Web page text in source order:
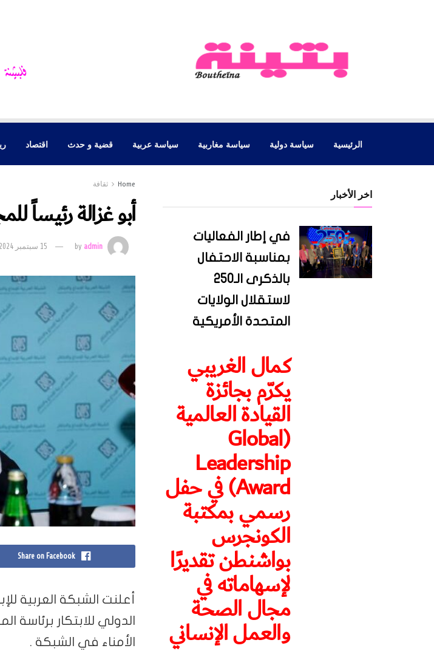
الرئيسية سياسة دولية سياسة مغاربية سياسة عربية قضية و حدث اقتصاد
Home ثقافة
أبو غزالة رئيـساً
byadmin 15 سبتمبر 2024
Share on Facebook
أعلنت الشبكة العربية
الدولي للابتكار
الأمناء في الشبكة .
اخر الأخبار
في إطار الفعاليات
بمناسبة الاحتفال
بالذكرى الـ250
لاستقلال الولايات
المتحدة الأمريكية
كمال الغريبي
يكرّم بجائزة
القيادة العالمية
(Global
Leadership
Award) في حفل
رسمي بمكتبة
الكونجرس
بواشنطن تقديرًا
لإسهاماته في
مجال الصحة
والعمل الإنساني